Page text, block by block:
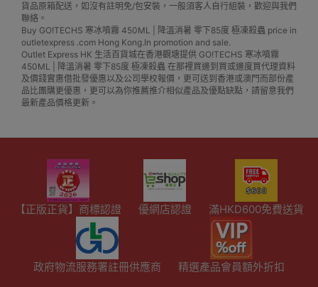
貨品原箱配送，如沒有註明免/包安裝，一般須客人自行組裝，歡迎與我們
聯絡。
Buy GO!TECHS 寒冰噴霧 450ML | 降溫消暑 零下85度 極凍殺蟲 price in
outletexpress .com Hong Kong.In promotion and sale.
Outlet Express HK 生活百貨城在香港觀塘提供 GO!TECHS 寒冰噴霧
450ML | 降溫消暑 零下85度 極凍殺蟲 在那裡買邊到買或邊度買代理資料
及價錢實惠借批發優惠以及公司學校報價，更可送到香港或澳門而部份產
品比團購更優惠，更可以為你推薦推介相似產品及優點缺點，請留意我們
最新產品價格更新。
【正版正貨】商標認證 優網店認證 滿HKD600免費送貨
政府物流服務署註冊供應商 精選產品會員額外折扣